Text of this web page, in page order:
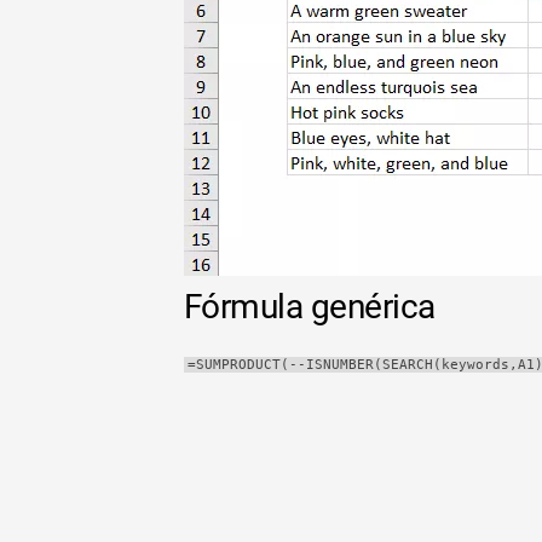
Tabla
dinámica
TechTV
Fórmula genérica
=SUMPRODUCT(--